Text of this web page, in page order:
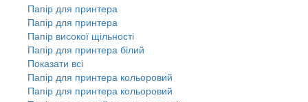
Папір для принтера
Папір для принтера
Папір високої щільності
Папір для принтера білий
Показати всі
Папір для принтера кольоровий
Папір для принтера кольоровий